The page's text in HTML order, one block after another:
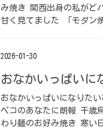
み焼き 関西出身の私がど
甘く見てました 「モダン
2026-01-30
おなかいっぱいに
おなかいっぱいになりた
ペコのあなたに朗報 千歳
わり麺のお好み焼き 寒い